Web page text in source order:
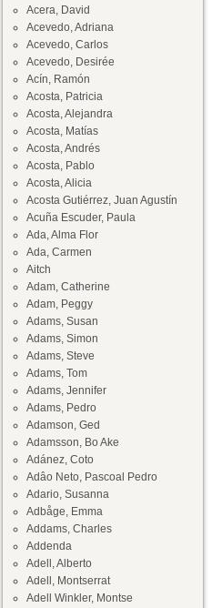
Acera, David
Acevedo, Adriana
Acevedo, Carlos
Acevedo, Desirée
Acín, Ramón
Acosta, Patricia
Acosta, Alejandra
Acosta, Matías
Acosta, Andrés
Acosta, Pablo
Acosta, Alicia
Acosta Gutiérrez, Juan Agustín
Acuña Escuder, Paula
Ada, Alma Flor
Ada, Carmen
Aitch
Adam, Catherine
Adam, Peggy
Adams, Susan
Adams, Simon
Adams, Steve
Adams, Tom
Adams, Jennifer
Adams, Pedro
Adamson, Ged
Adamsson, Bo Ake
Adánez, Coto
Adâo Neto, Pascoal Pedro
Adario, Susanna
Adbåge, Emma
Addams, Charles
Addenda
Adell, Alberto
Adell, Montserrat
Adell Winkler, Montse